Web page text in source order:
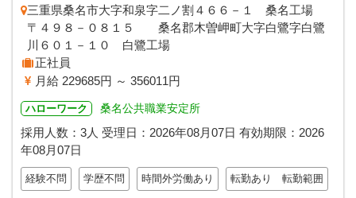
三重県桑名市大字和泉字二ノ割４６６－１ 桑名工場
〒４９８－０８１５ 桑名郡木曽岬町大字白鷺字白鷺
川６０１－１０ 白鷺工場
正社員
月給 229685円 ～ 356011円
ハローワーク 桑名公共職業安定所
採用人数：3人 受理日： 2026年08月07日 有効期限： 2026
年08月07日
経験不問 学歴不問 時間外労働あり 転勤あり 転勤範囲